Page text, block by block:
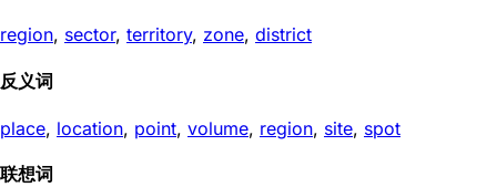
region, sector, territory, zone, district
反义词
place, location, point, volume, region, site, spot
联想词